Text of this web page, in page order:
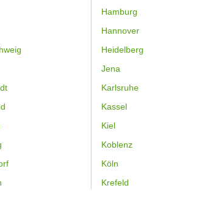
Hamburg
Hannover
Heidelberg
Jena
Karlsruhe
Kassel
Kiel
Koblenz
Köln
Krefeld